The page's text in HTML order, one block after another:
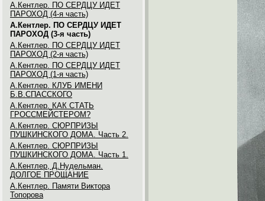
А.Кентлер. ПО СЕРДЦУ ИДЕТ
ПАРОХОД (4-я часть)
А.Кентлер. ПО СЕРДЦУ ИДЕТ
ПАРОХОД (3-я часть)
А.Кентлер. ПО СЕРДЦУ ИДЕТ
ПАРОХОД (2-я часть)
А.Кентлер. ПО СЕРДЦУ ИДЕТ
ПАРОХОД (1-я часть)
А.Кентлер. КЛУБ ИМЕНИ
Б.В.СПАССКОГО
А.Кентлер. КАК СТАТЬ
ГРОССМЕЙСТЕРОМ?
А.Кентлер. СЮРПРИЗЫ
ПУШКИНСКОГО ДОМА. Часть 2.
А.Кентлер. СЮРПРИЗЫ
ПУШКИНСКОГО ДОМА. Часть 1.
А.Кентлер, Д.Нудельман.
ДОЛГОЕ ПРОЩАНИЕ
А.Кентлер. Памяти Виктора
Топорова